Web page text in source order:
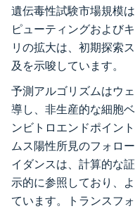
遺伝毒性試験市場規模
ピューティングおよび
リの拡大は、初期探索
及を示唆しています。
予測アルゴリズムはウ
導し、非生産的な細胞
ンビトロエンドポイン
ムス陽性所見のフォロ
イダンスは、計算的な
示的に参照しており、
ています。トランスフ